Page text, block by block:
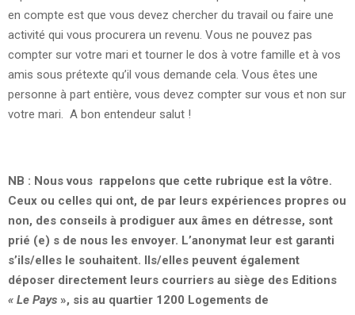
en compte est que vous devez chercher du travail ou faire une
activité qui vous procurera un revenu. Vous ne pouvez pas
compter sur votre mari et tourner le dos à votre famille et à vos
amis sous prétexte qu’il vous demande cela. Vous êtes une
personne à part entière, vous devez compter sur vous et non sur
votre mari. A bon entendeur salut !
NB : Nous vous rappelons que cette rubrique est la vôtre.
Ceux ou celles qui ont, de par leurs expériences propres ou
non, des conseils à prodiguer aux âmes en détresse, sont
prié (e) s de nous les envoyer. L’anonymat leur est garanti
s’ils/elles le souhaitent. Ils/elles peuvent également
déposer directement leurs courriers au siège des Editions
« Le Pays », sis au quartier 1200 Logements de